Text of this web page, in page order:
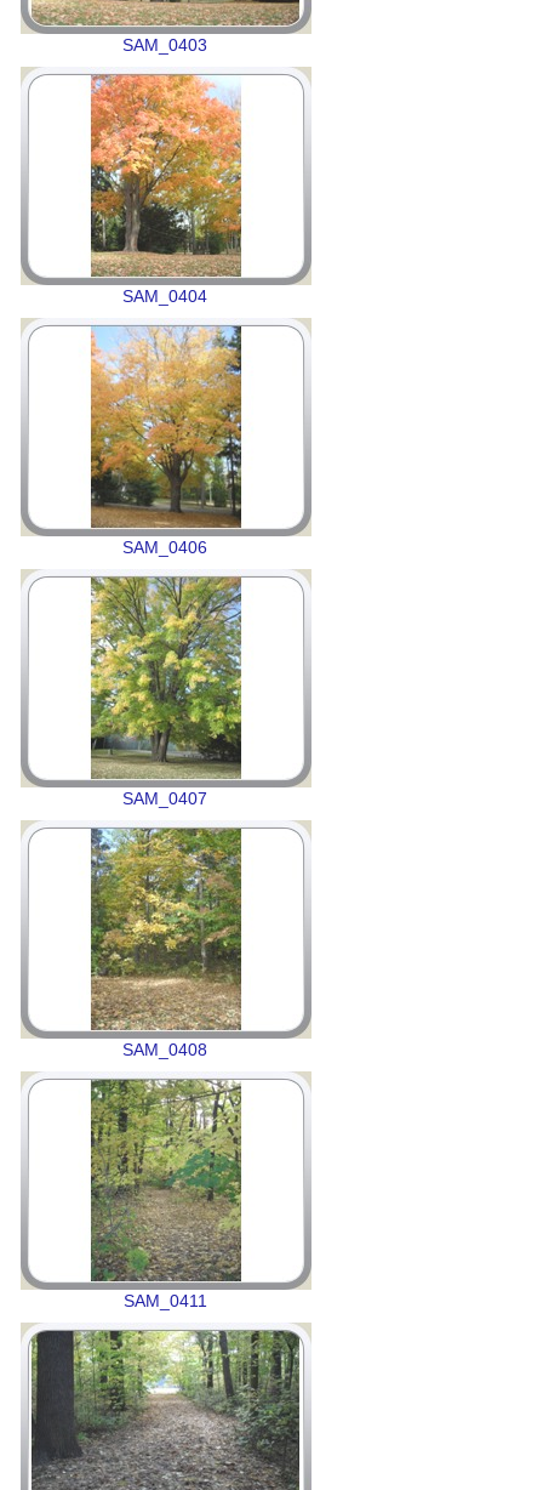
SAM_0403
SAM_0404
SAM_0406
SAM_0407
SAM_0408
SAM_0411